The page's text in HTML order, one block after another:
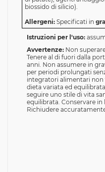
biossido di silicio).
Allergeni: Specificati in
Istruzioni per l'uso:
Avvertenze: Non
Tenere al di fuori dalla
anni. Non assumere in
per periodi prolungati
integratori alimentari
dieta variata ed
seguire uno stile di vita
equilibrata. Conservare
Richiudere